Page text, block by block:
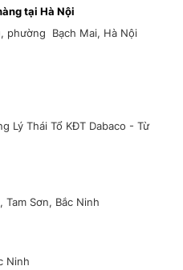
tại Hà Nội
phường Bạch Mai, Hà Nội
Lý Thái Tổ KĐT Dabaco - Từ
Tam Sơn, Bắc Ninh
Ninh